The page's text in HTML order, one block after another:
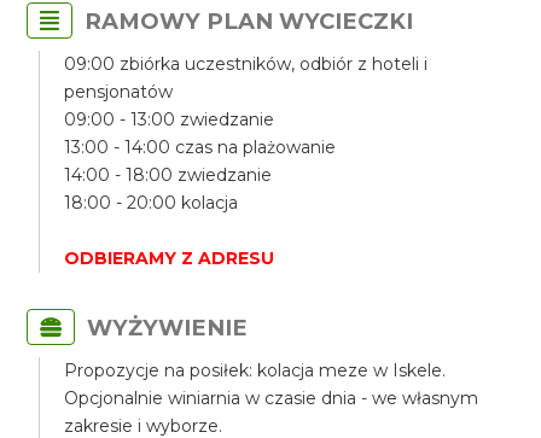
RAMOWY PLAN WYCIECZKI
09:00 zbiórka uczestników, odbiór z hoteli i
pensjonatów
09:00 - 13:00 zwiedzanie
13:00 - 14:00 czas na plażowanie
14:00 - 18:00 zwiedzanie
18:00 - 20:00 kolacja
ODBIERAMY Z ADRESU
WYŻYWIENIE
Propozycje na posiłek: kolacja meze w Iskele.
Opcjonalnie winiarnia w czasie dnia - we własnym
zakresie i wyborze.